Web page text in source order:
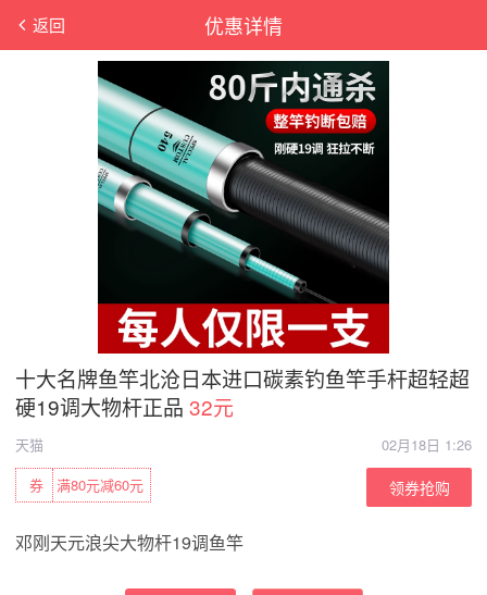
优惠详情
返回
十大名牌鱼竿北沧日本进口碳素钓鱼竿手杆超轻超
硬19调大物杆正品 32元
天猫
02月18日 1:26
满80元减60元
券 领券抢购
邓刚天元浪尖大物杆19调鱼竿